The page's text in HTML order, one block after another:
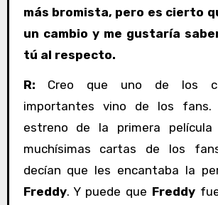
más bromista, pero es cierto
un cambio y me gustaría
tú al respecto.
R: Creo que uno de los
importantes vino de los fans.
estreno de la primera película
muchísimas cartas de los
decían que les encantaba la
Freddy. Y puede que Freddy